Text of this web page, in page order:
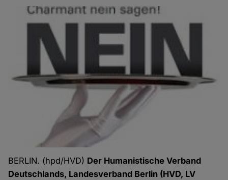
BERLIN. (hpd/HVD) Der Humanistische Verband
Deutschlands, Landesverband Berlin (HVD, LV